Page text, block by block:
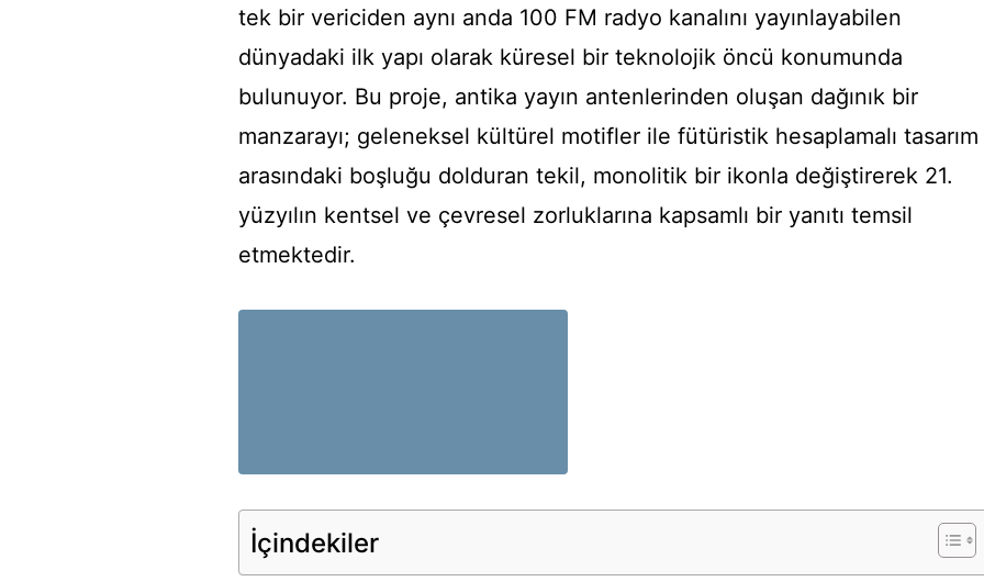
tek bir vericiden aynı anda 100 FM radyo kanalını yayınlayabilen
dünyadaki ilk yapı olarak küresel bir teknolojik öncü konumunda
bulunuyor. Bu proje, antika yayın antenlerinden oluşan dağınık bir
manzarayı; geleneksel kültürel motifler ile fütüristik hesaplamalı tasarım
arasındaki boşluğu dolduran tekil, monolitik bir ikonla değiştirerek 21.
yüzyılın kentsel ve çevresel zorluklarına kapsamlı bir yanıtı temsil
etmektedir.
İçindekiler